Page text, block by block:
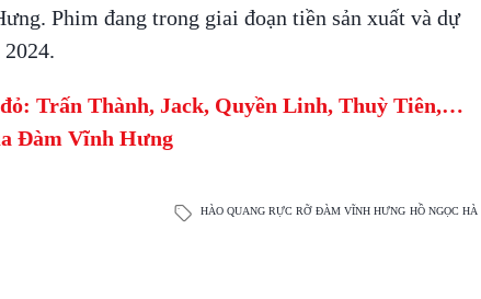
Phim đang trong giai đoạn tiền sản xuất và dự
Trấn Thành, Jack, Quyền Linh, Thuỳ Tiên,…
Đàm Vĩnh Hưng
HÀO QUANG RỰC RỠ ĐÀM VĨNH HƯNG HỒ NGỌC HÀ